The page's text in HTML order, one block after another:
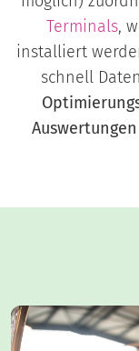
Terminals,
installiert
schnell
Auswertungen